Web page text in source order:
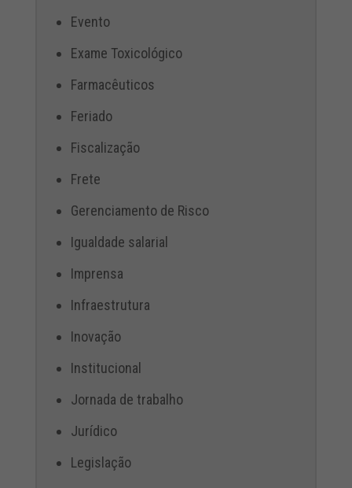
Evento
Exame Toxicológico
Farmacêuticos
Feriado
Fiscalização
Frete
Gerenciamento de Risco
Igualdade salarial
Imprensa
Infraestrutura
Inovação
Institucional
Jornada de trabalho
Jurídico
Legislação